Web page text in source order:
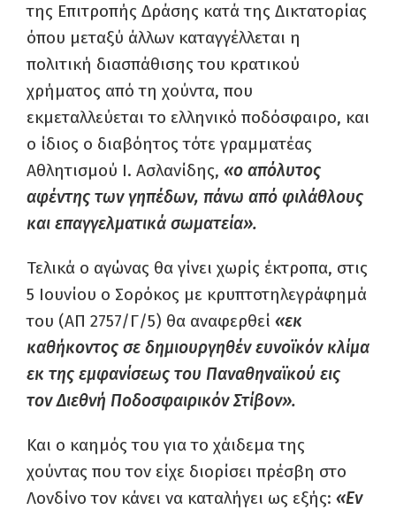
της Επιτροπής Δράσης κατά της Δικτατορίας
όπου μεταξύ άλλων καταγγέλλεται η
πολιτική διασπάθισης του κρατικού
χρήματος από τη χούντα, που
εκμεταλλεύεται το ελληνικό ποδόσφαιρο, και
ο ίδιος ο διαβόητος τότε γραμματέας
Αθλητισμού Ι. Ασλανίδης, «ο απόλυτος
αφέντης των γηπέδων, πάνω από φιλάθλους
και επαγγελματικά σωματεία».
Τελικά ο αγώνας θα γίνει χωρίς έκτροπα, στις
5 Ιουνίου ο Σορόκος με κρυπτοτηλεγράφημά
του (ΑΠ 2757/Γ/5) θα αναφερθεί «εκ
καθήκοντος σε δημιουργηθέν ευνοϊκόν κλίμα
εκ της εμφανίσεως του Παναθηναϊκού εις
τον Διεθνή Ποδοσφαιρικόν Στίβον».
Και ο καημός του για το χάιδεμα της
χούντας που τον είχε διορίσει πρέσβη στο
Λονδίνο τον κάνει να καταλήγει ως εξής: «Εν